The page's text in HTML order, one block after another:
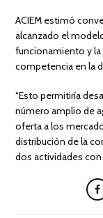
ACIEM estimó
alcanzado el
funcionamiento y
competencia en la
“Esto permitiría
número amplio de
oferta a los
distribución de la
dos actividades